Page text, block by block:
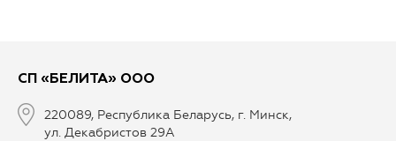
СП «БЕЛИТА» ООО
220089, Республика Беларусь, г. Минск,
ул. Декабристов 29А